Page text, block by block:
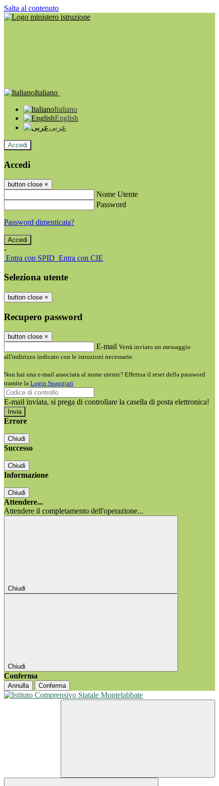
Salta al contenuto
Italiano
Italiano
English
عربى
Accedi
Accedi
button close ×
Nome Utente
Password
Password dimenticata?
-
Entra con SPID Entra con CIE
Seleziona utente
button close ×
Recupero password
button close ×
E-mail Verrà inviato un messaggio
all'indirizzo indicato con le istruzioni necessarie.
Non hai una e-mail associata al nome utente? Effettua il reset della password
tramite la Login Spaggiari
E-mail inviata, si prega di controllare la casella di posta elettronica!
Errore
Chiudi
Successo
Chiudi
Informazione
Chiudi
Attendere...
Attendere il completamento dell'operazione...
Chiudi
Chiudi
Conferma
Annulla Conferma